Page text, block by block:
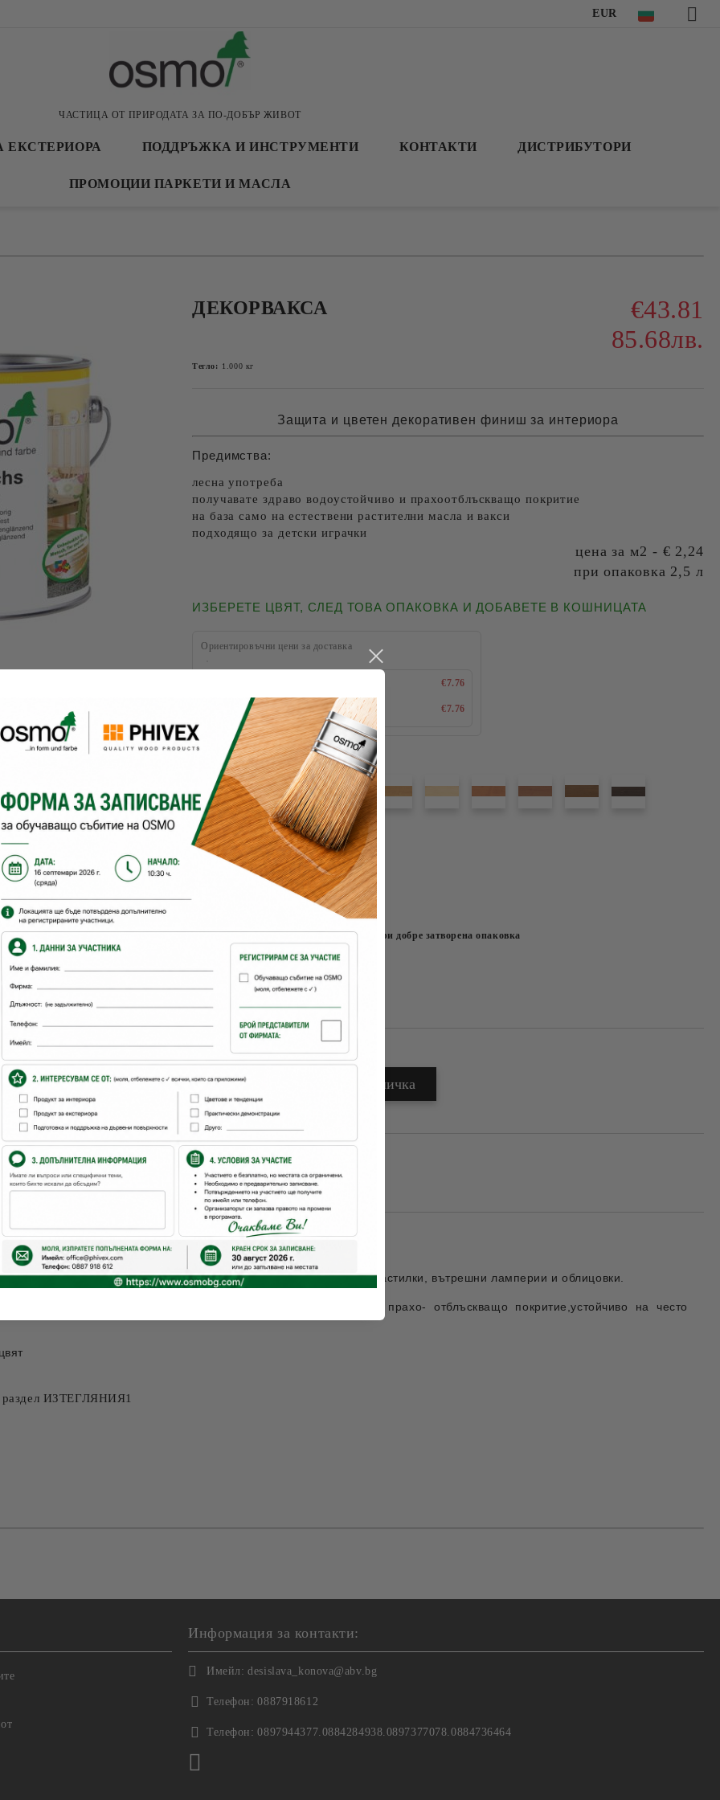
EUR
ЧАСТИЦА ОТ ПРИРОДАТА ЗА ПО-ДОБЪР ЖИВОТ
ЕКСТЕРИОРА ПОДДРЪЖКА И ИНСТРУМЕНТИ КОНТАКТИ ДИСТРИБУТОРИ
ПРОМОЦИИ ПАРКЕТИ И МАСЛА
ДЕКОРВАКСА
€43.81
85.68лв.
Тегло: 1.000 кг
Защита и цветен декоративен финиш за интериора
Предимства:
лесна употреба
получавате здраво водоустойчиво и прахоотблъскващо покритие
на база само на естествени растителни масла и вакси
подходящо за детски играчки
цена за м2 - € 2,24
при опаковка 2,5 л
ИЗБЕРЕТЕ ЦВЯТ, СЛЕД ТОВА ОПАКОВКА И ДОБАВЕТЕ В КОШНИЦАТА
Ориентировъчни цени за доставка
€7.76
Извън София на цена от
€7.76
цветове Д:
Съхранение:
5 години и повече при добре затворена опаковка
разходна норма:
24м2 с 1 л
брой ръце:
време за съхнене:
12 часа
Файлове Контакт
интериора
продукти от дърво за вътрешна употреба - мебели, подови настилки, вътрешни ламперии и облицовки.
и става силно устойчива на износване.Здраво, водо - и прахо- отблъскващо покритие,устойчиво на често
раздел ИЗТЕГЛЯНИЯ1
Информация за контакти:
Имейл: desislava_konova@abv.bg
Телефон: 0887918612
Телефон: 0897944377.0884284938.0897377078.0884736464